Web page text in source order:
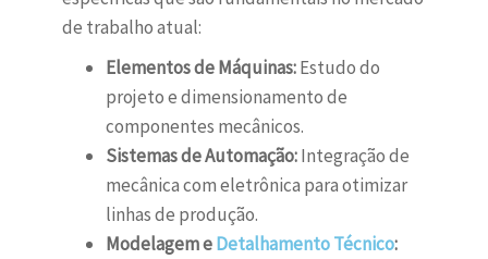
de trabalho atual:
Elementos de Máquinas:Estudo do
projeto e dimensionamento de
componentes mecânicos.
Sistemas de Automação:Integração de
mecânica com eletrônica para otimizar
linhas de produção.
Modelagem eDetalhamento Técnico: